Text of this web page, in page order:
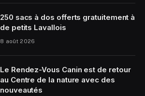
250 sacs à dos offerts gratuitement à
de petits Lavallois
8 août 2026
Le Rendez-Vous Canin est de retour
au Centre de la nature avec des
nouveautés